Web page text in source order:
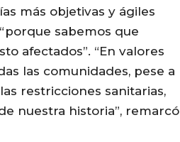
más objetivas y ágiles
sabemos que
afectados”. “En valores
las comunidades, pese a
restricciones sanitarias,
nuestra historia”, remarcó